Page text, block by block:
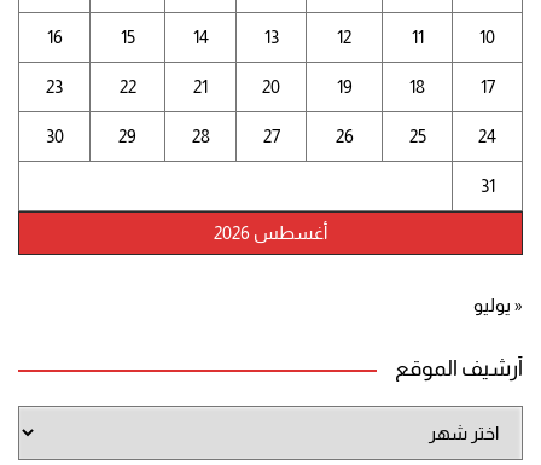
أغسطس 2026
10
11
12
13
14
15
16
17
18
19
20
21
22
23
24
25
26
27
28
29
30
31
« يوليو
أرشيف الموقع
الموقع